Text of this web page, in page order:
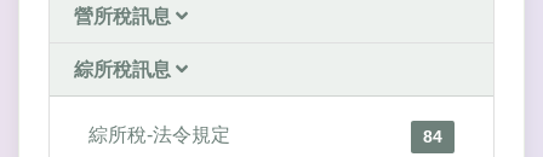
營所稅訊息
綜所稅訊息
綜所稅-法令規定 84